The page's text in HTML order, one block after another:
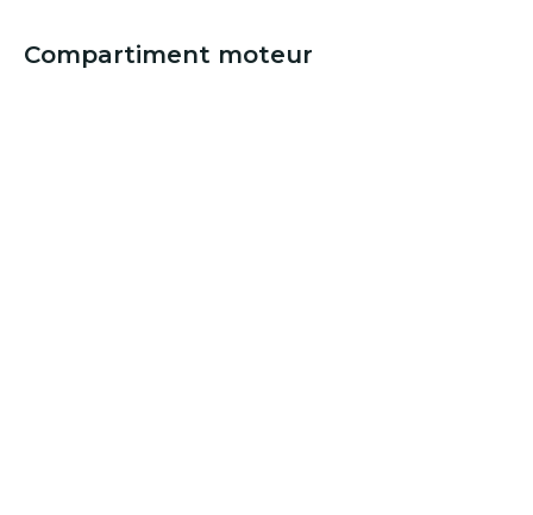
Compartiment moteur